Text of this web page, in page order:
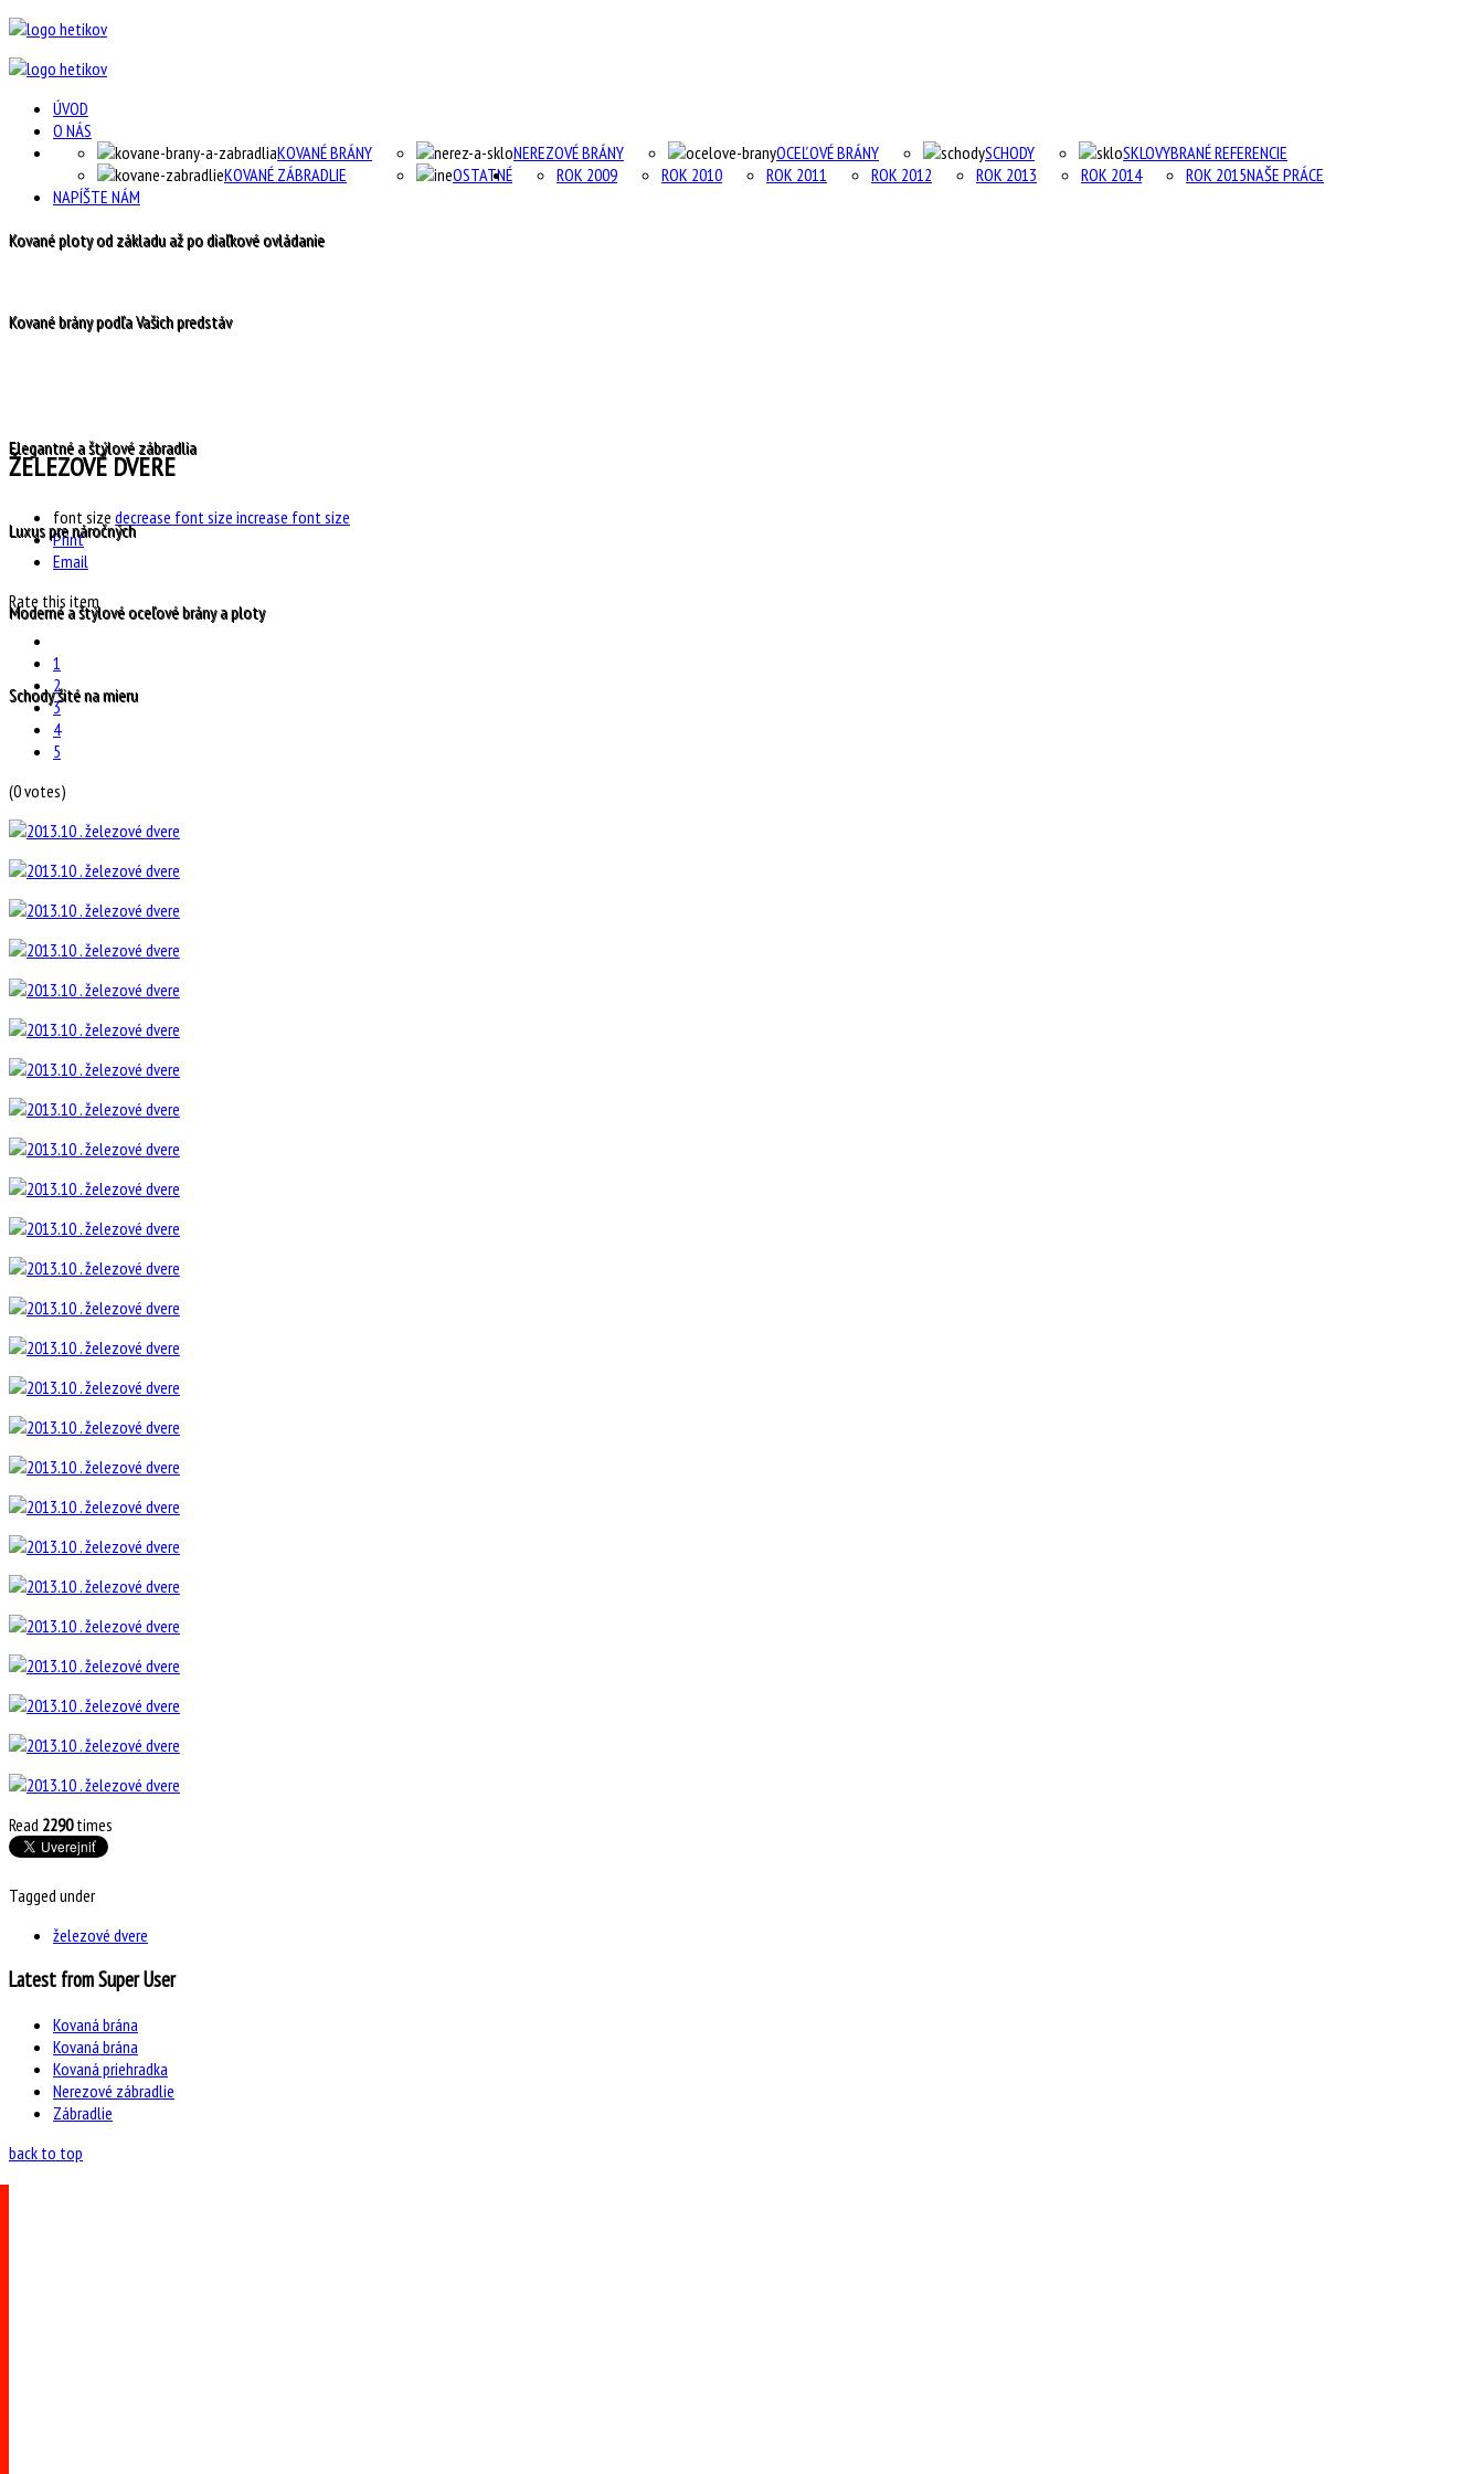
ÚVOD
O NÁS
VYBRANÉ REFERENCIE
KOVANÉ BRÁNY
KOVANÉ ZÁBRADLIE
NEREZOVÉ BRÁNY OCEĽOVÉ BRÁNY SCHODY
SKLO
OSTATNÉ
NAŠE PRÁCE
ROK 2009 ROK 2010 ROK 2011 ROK 2012 ROK 2013 ROK 2014
ROK 2015
NAPÍŠTE NÁM
Kované ploty od základu až po diaľkové ovládanie
Kované brány podľa Vašich predstáv
Elegantné a štýlové zábradlia
Luxus pre náročných
Moderné a štýlové oceľové brány a ploty
Schody šité na mieru
ŽELEZOVÉ DVERE
font size decrease font size increase font size
Print
Email
Rate this item
1
2
3
4
5
(0 votes)
Read 2290times
Tagged under
železové dvere
Latest from Super User
Kovaná brána
Kovaná brána
Kovaná priehradka
Nerezové zábradlie
Zábradlie
back to top